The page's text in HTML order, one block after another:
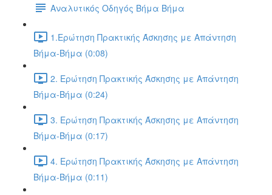
Αναλυτικός Οδηγός Βήμα Βήμα
1.Ερώτηση Πρακτικής Άσκησης με Απάντηση
Βήμα-Βήμα (0:08)
2. Ερώτηση Πρακτικής Άσκησης με Απάντηση
Βήμα-Βήμα (0:24)
3. Ερώτηση Πρακτικής Άσκησης με Απάντηση
Βήμα-Βήμα (0:17)
4. Ερώτηση Πρακτικής Άσκησης με Απάντηση
Βήμα-Βήμα (0:11)